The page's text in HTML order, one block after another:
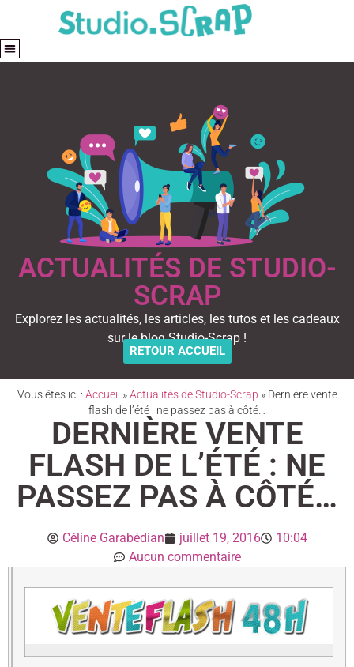
ACTUALITÉS DE STUDIO-
SCRAP
Explorez les actualités, les articles, les tutos et les cadeaux
sur le blog Studio-Scrap !
RETOUR ACCUEIL
Vous êtes ici : Accueil »Actualités de Studio-Scrap » Dernière vente
flash de l’été : ne passez pas à côté…
DERNIÈRE VENTE
FLASH DE L’ÉTÉ : NE
PASSEZ PAS À CÔTÉ…
Céline Garabédian juillet 19, 2016
10:04
Aucun commentaire